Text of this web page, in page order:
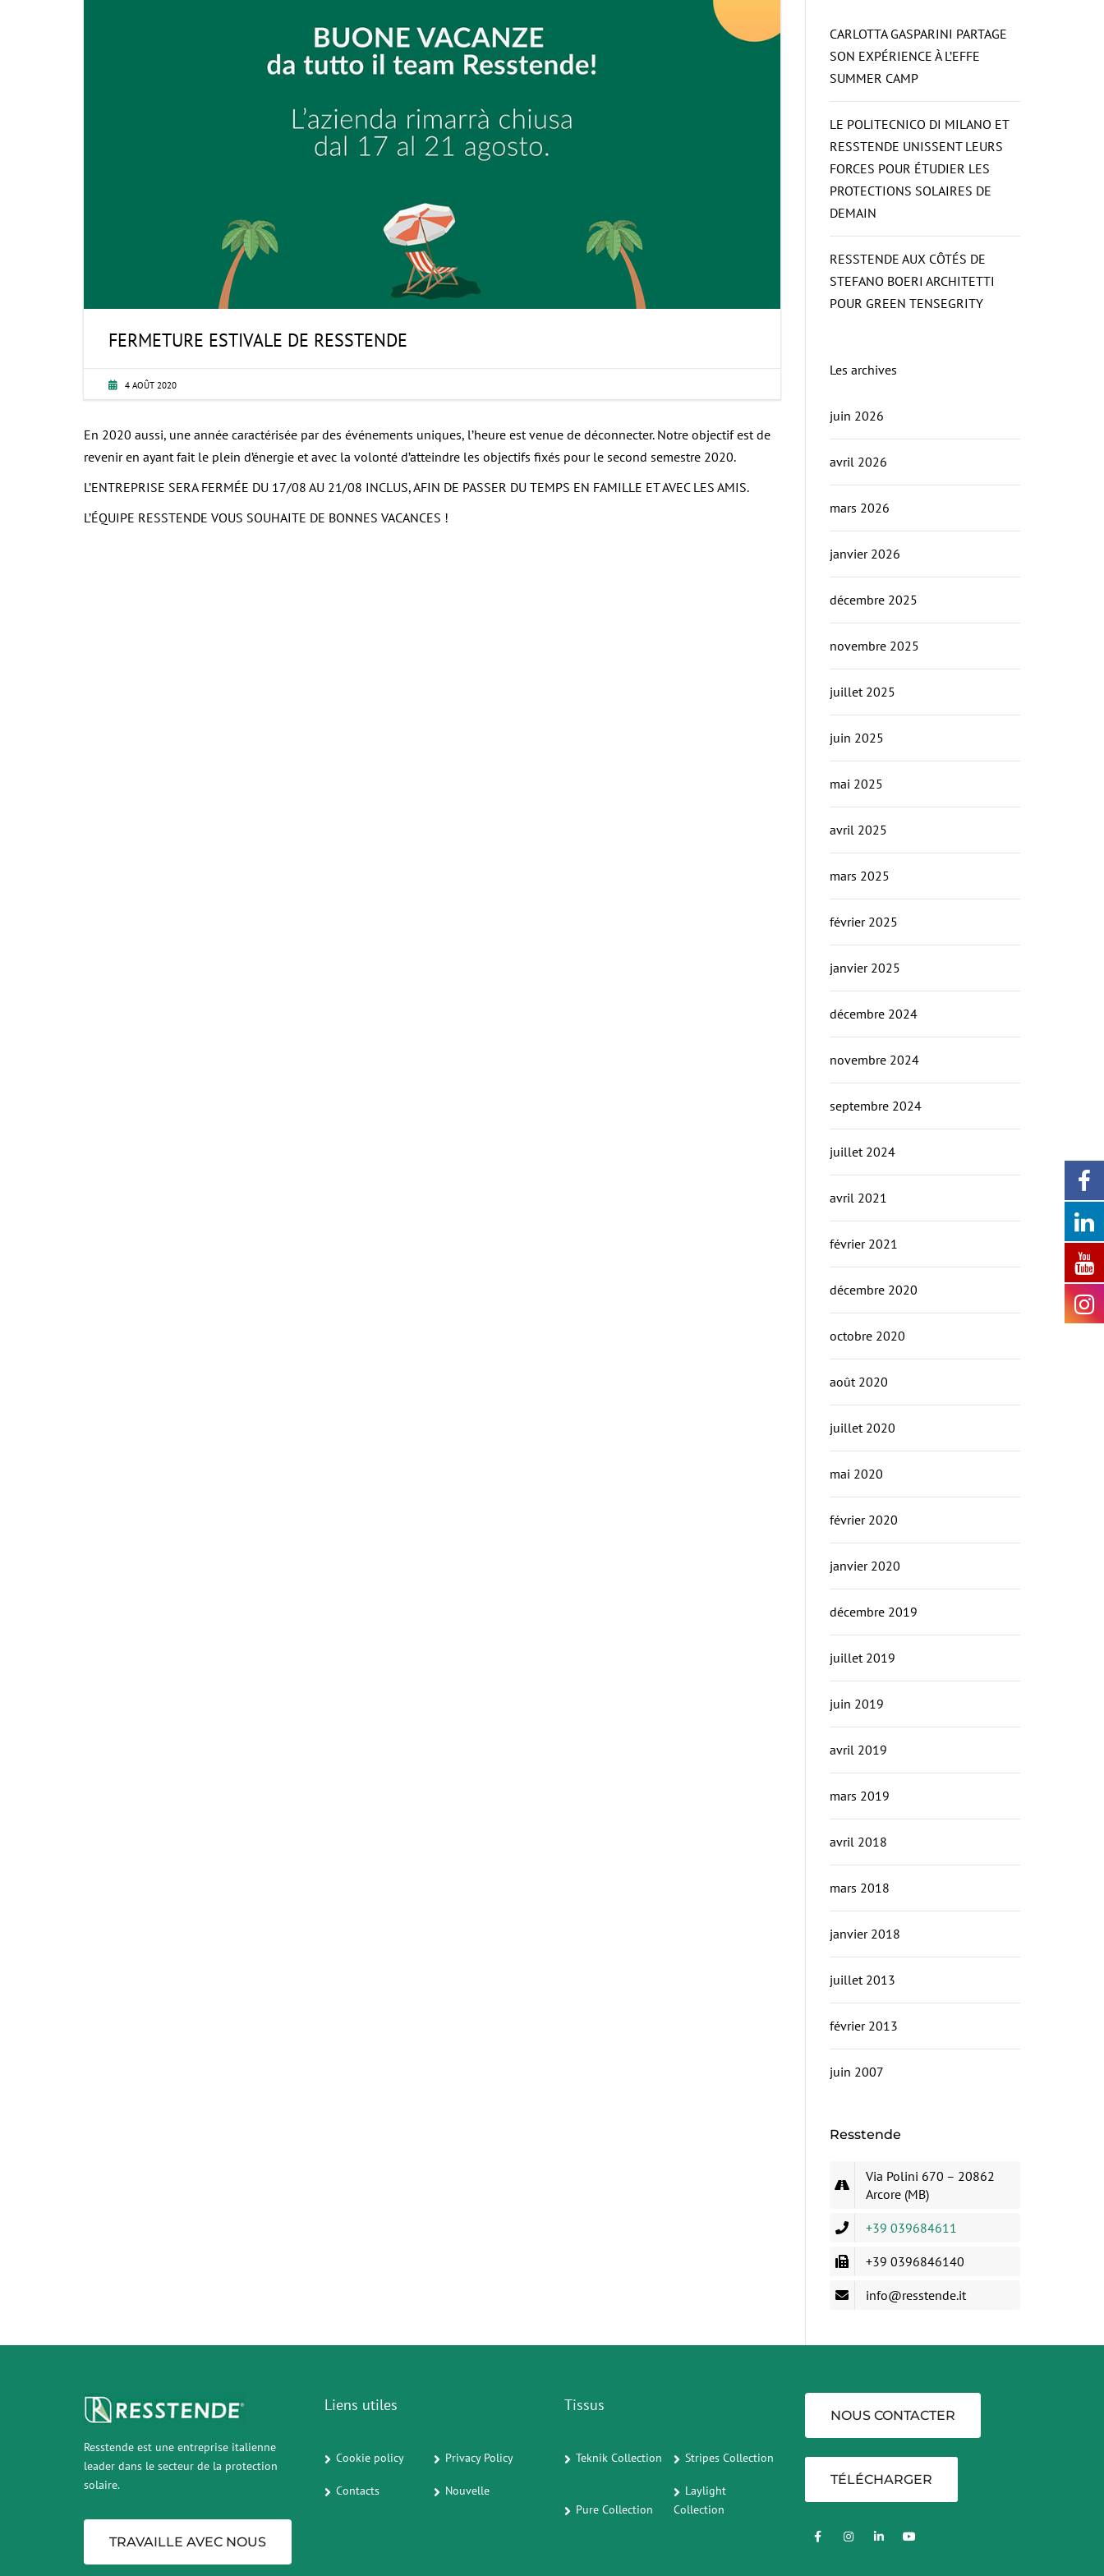
FERMETURE ESTIVALE DE RESSTENDE
4 AOÛT 2020
En 2020 aussi, une année caractérisée par des événements uniques, l’heure est venue de déconnecter. Notre objectif est de
revenir en ayant fait le plein d’énergie et avec la volonté d’atteindre les objectifs fixés pour le second semestre 2020.
L’ENTREPRISE SERA FERMÉE DU 17/08 AU 21/08 INCLUS, AFIN DE PASSER DU TEMPS EN FAMILLE ET AVEC LES AMIS.
L’ÉQUIPE RESSTENDE VOUS SOUHAITE DE BONNES VACANCES !
CARLOTTA GASPARINI PARTAGE
SON EXPÉRIENCE À L’EFFE
SUMMER CAMP
LE POLITECNICO DI MILANO ET
RESSTENDE UNISSENT LEURS
FORCES POUR ÉTUDIER LES
PROTECTIONS SOLAIRES DE
DEMAIN
RESSTENDE AUX CÔTÉS DE
STEFANO BOERI ARCHITETTI
POUR GREEN TENSEGRITY
Les archives
juin 2026
avril 2026
mars 2026
janvier 2026
décembre 2025
novembre 2025
juillet 2025
juin 2025
mai 2025
avril 2025
mars 2025
février 2025
janvier 2025
décembre 2024
novembre 2024
septembre 2024
juillet 2024
avril 2021
février 2021
décembre 2020
octobre 2020
août 2020
juillet 2020
mai 2020
février 2020
janvier 2020
décembre 2019
juillet 2019
juin 2019
avril 2019
mars 2019
avril 2018
mars 2018
janvier 2018
juillet 2013
février 2013
juin 2007
Resstende
Via Polini 670 – 20862
Arcore (MB)
+39 039684611
+39 0396846140
info@resstende.it
Resstende est une entreprise italienne
leader dans le secteur de la protection
solaire.
TRAVAILLE AVEC NOUS
Liens utiles
Cookie policy Privacy Policy
Contacts Nouvelle
Tissus
Teknik Collection Stripes Collection
Pure Collection
Laylight
Collection
NOUS CONTACTER
TÉLÉCHARGER